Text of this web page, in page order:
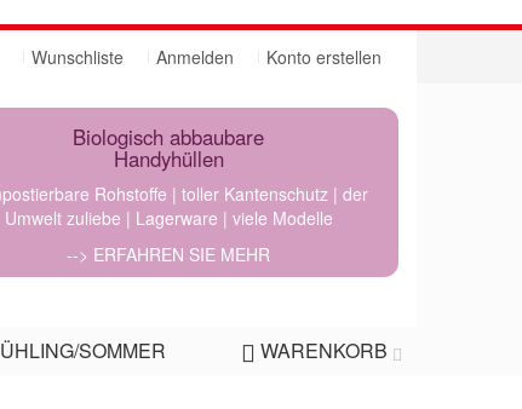
Wunschliste Anmelden Konto erstellen
Biologisch abbaubare
Handyhüllen
Rohstoffe | toller Kantenschutz | der
Umwelt zuliebe | Lagerware | viele Modelle
--> ERFAHREN SIE MEHR
WARENKORB
SOMMER